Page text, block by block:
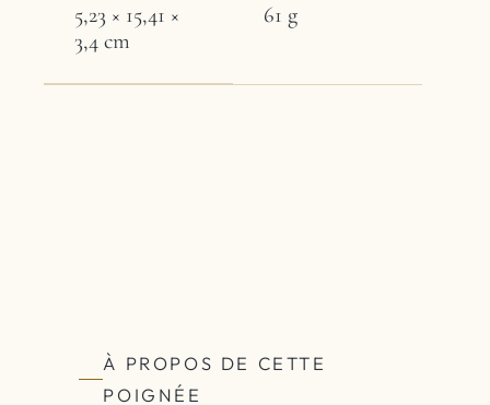
5,23 × 15,41 ×
3,4 cm
61 g
À PROPOS DE CETTE
POIGNÉE